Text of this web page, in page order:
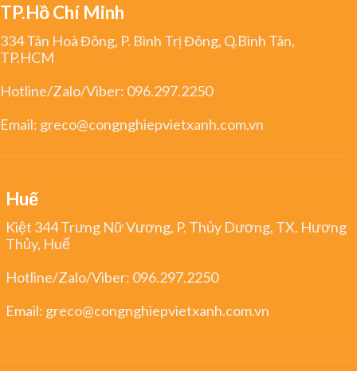
TP.Hồ Chí Minh
334 Tân Hoà Đông, P. Bình Trị Đông, Q.Bình Tân,
TP.HCM
Hotline/Zalo/Viber: 096.297.2250
Email: greco@congnghiepvietxanh.com.vn
Huế
Kiệt 344 Trưng Nữ Vương, P. Thủy Dương, TX. Hương
Thủy, Huế
Hotline/Zalo/Viber: 096.297.2250
Email: greco@congnghiepvietxanh.com.vn